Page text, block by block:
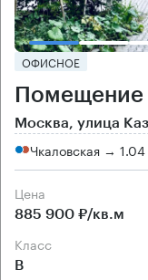
ОФИСНОЕ
Помещение
Москва, улица
Чкаловская →
Цена
885 900 ₽/кв.м
класс
B